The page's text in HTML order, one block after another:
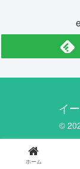
イ
©
ホーム